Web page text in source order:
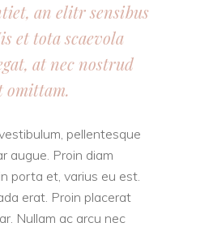
an elitr sensibus
et tota scaevola
at nec nostrud
omittam.
pellentesque
augue. Proin diam
porta et, varius eu est.
erat. Proin placerat
Nullam ac arcu nec